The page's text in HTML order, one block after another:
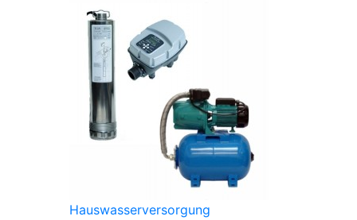
Hauswasserversorgung